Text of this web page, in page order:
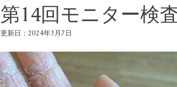
第14回モニター検
更新日： 2024年3月7日